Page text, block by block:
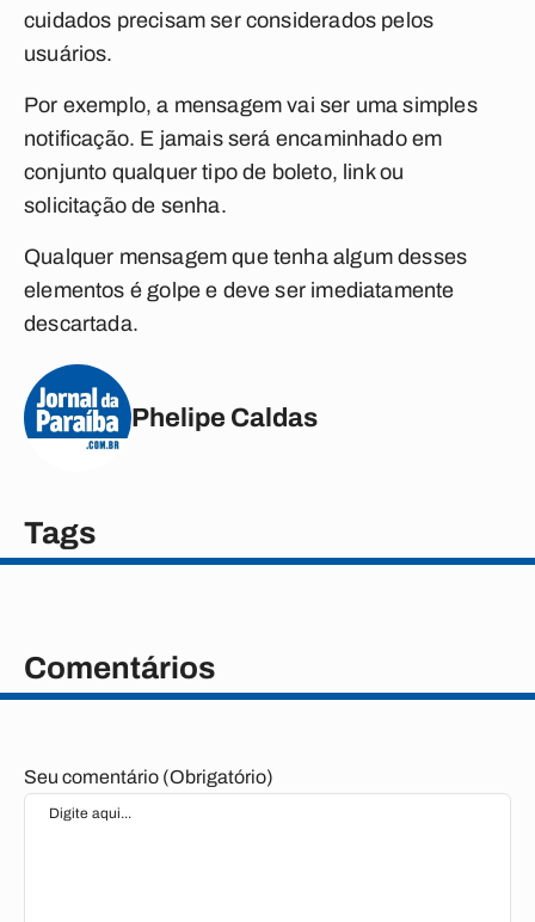
cuidados precisam ser considerados pelos
usuários.
Por exemplo, a mensagem vai ser uma simples
notificação. E jamais será encaminhado em
conjunto qualquer tipo de boleto, link ou
solicitação de senha.
Qualquer mensagem que tenha algum desses
elementos é golpe e deve ser imediatamente
descartada.
Phelipe Caldas
Tags
Comentários
Seu comentário (Obrigatório)